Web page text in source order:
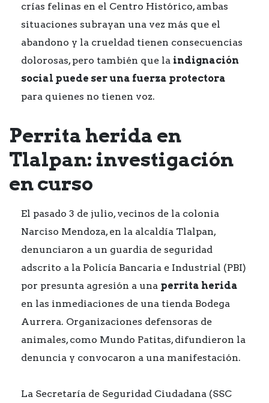
crías felinas en el Centro Histórico, ambas
situaciones subrayan una vez más que el
abandono y la crueldad tienen consecuencias
dolorosas, pero también que la indignación
social puede ser una fuerza protectora
para quienes no tienen voz.
Perrita herida en
Tlalpan: investigación
en curso
El pasado 3 de julio, vecinos de la colonia
Narciso Mendoza, en la alcaldía Tlalpan,
denunciaron a un guardia de seguridad
adscrito a la Policía Bancaria e Industrial (PBI)
por presunta agresión a una perrita herida
en las inmediaciones de una tienda Bodega
Aurrera. Organizaciones defensoras de
animales, como Mundo Patitas, difundieron la
denuncia y convocaron a una manifestación.
La Secretaría de Seguridad Ciudadana (SSC